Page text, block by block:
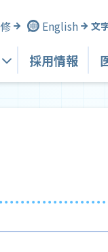
English 文
採用情報